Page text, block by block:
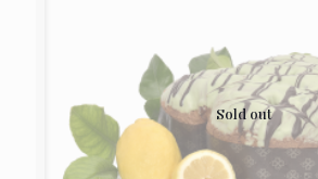
Sold out